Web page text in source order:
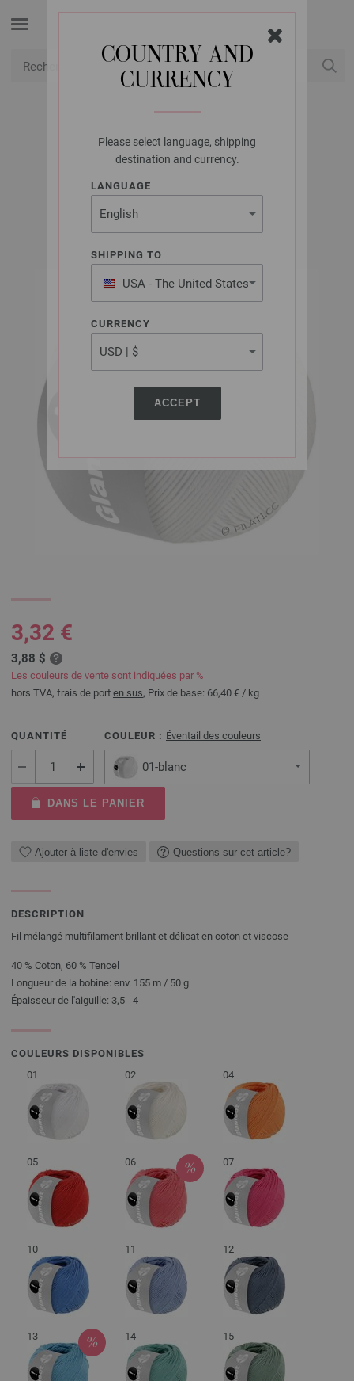
COUNTRY AND
CURRENCY
Please select language, shipping
destination and currency.
LANGUAGE
SHIPPING TO
USA - The United States
of America
CURRENCY
ACCEPT
LANA GROSSA
GLAMCOT
3,32 €
3,88 $
Les couleurs de vente sont indiquées par %
hors TVA, frais de port en sus, Prix de base: 66,40 € / kg
QUANTITÉ COULEUR : Éventail des couleurs
01-blanc
DANS LE PANIER
Ajouter à liste d'envies Questions sur cet article?
DESCRIPTION
Fil mélangé multifilament brillant et délicat en coton et viscose
40 % Coton, 60 % Tencel
Longueur de la bobine: env. 155 m / 50 g
Épaisseur de l'aiguille: 3,5 - 4
COULEURS DISPONIBLES
01
02 04
05 06 07
10 11 12
13 14 15